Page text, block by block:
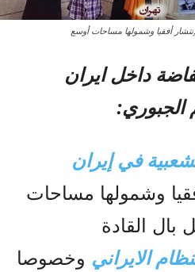
أفقيا وشمولها مساحات أوسع
داخل ایران
الجبوري:
في إيران
وشمولها مساحات
القادة
الايراني وخصوصا